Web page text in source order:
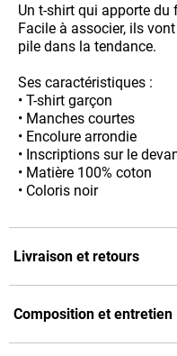
Un t-shirt qui apporte du
Facile à associer, ils
pile dans la tendance.
Ses caractéristiques :
• T-shirt garçon
• Manches courtes
• Encolure arrondie
• Inscriptions sur le
• Matière 100% coton
• Coloris noir
Livraison et retours
Composition et entretien